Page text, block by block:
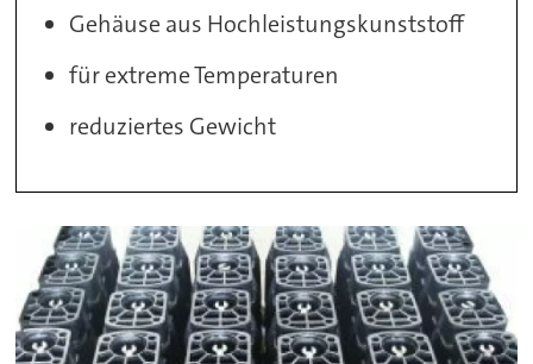
Gehäuse aus Hochleistungskunststoff
für extreme Temperaturen
reduziertes Gewicht